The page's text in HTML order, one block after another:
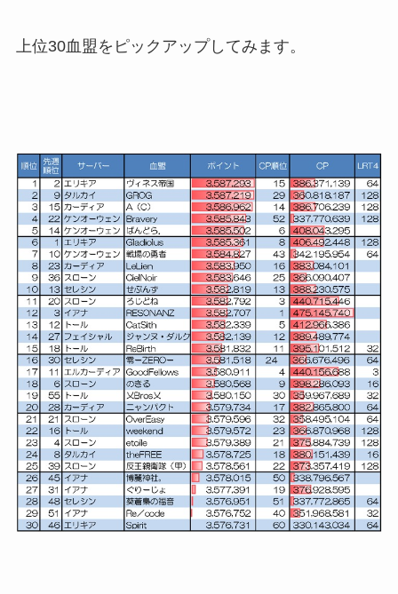
上位30血盟をピックアップしてみます。